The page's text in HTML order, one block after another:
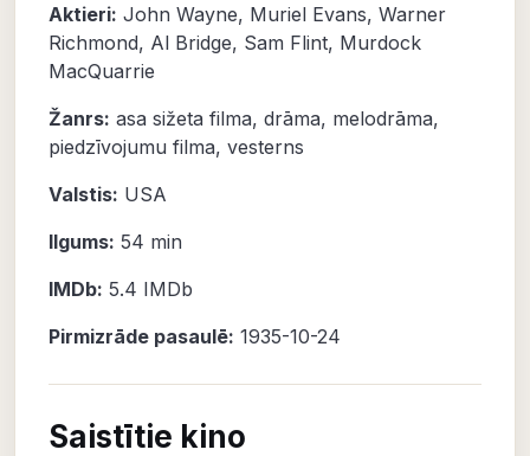
Aktieri: John Wayne, Muriel Evans, Warner
Richmond, Al Bridge, Sam Flint, Murdock
MacQuarrie
Žanrs: asa sižeta filma, drāma, melodrāma,
piedzīvojumu filma, vesterns
Valstis: USA
Ilgums: 54 min
IMDb: 5.4 IMDb
Pirmizrāde pasaulē: 1935-10-24
Saistītie kino